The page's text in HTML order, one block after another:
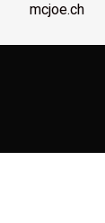
mcjoe.ch